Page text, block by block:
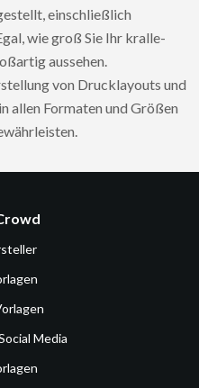
einschließlich
wie groß Sie Ihr kralle-
aussehen.
von Drucklayouts und
allen Formaten und Größen
Media